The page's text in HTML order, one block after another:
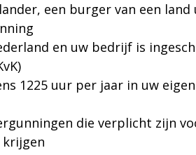
een bur­ger van een
en uw bedrijf is
1225 uur per jaar in uw
die verplicht zijn